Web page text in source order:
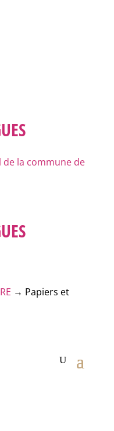
→ Papiers et